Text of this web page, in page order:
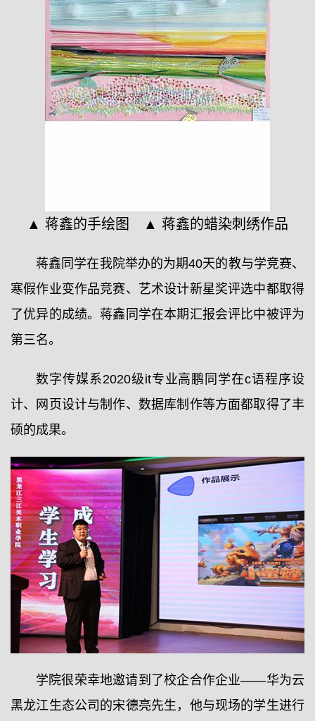
▲ 蒋鑫的手绘图 ▲ 蒋鑫的蜡染刺绣作品
蒋鑫同学在我院举办的为期40天的教与学竞赛、
寒假作业变作品竞赛、艺术设计新星奖评选中都取得
了优异的成绩。蒋鑫同学在本期汇报会评比中被评为
第三名。
数字传媒系2020级it专业高鹏同学在c语程序设
计、网页设计与制作、数据库制作等方面都取得了丰
硕的成果。
学院很荣幸地邀请到了校企合作企业——华为云
黑龙江生态公司的宋德亮先生，他与现场的学生进行